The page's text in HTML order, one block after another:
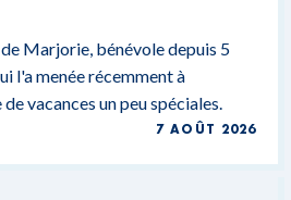
Marjorie, bénévole depuis 5
l'a menée récemment à
vacances un peu spéciales.
7 AOÛT 2026